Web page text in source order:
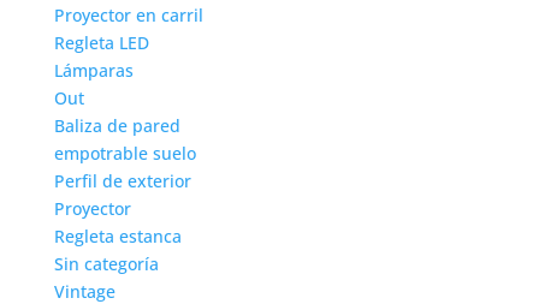
Proyector en carril
Regleta LED
Lámparas
Out
Baliza de pared
empotrable suelo
Perfil de exterior
Proyector
Regleta estanca
Sin categoría
Vintage